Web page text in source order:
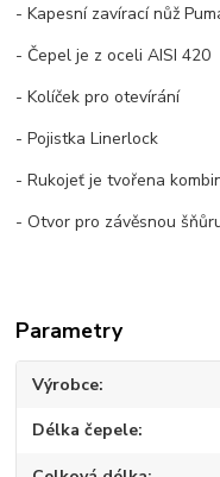
- Kapesní zavírací nůž
- Čepel je z oceli AISI 420
- Kolíček pro otevírání
- Pojistka Linerlock
- Rukojeť je tvořena
- Otvor pro závěsnou
Parametry
Výrobce
Délka čepele